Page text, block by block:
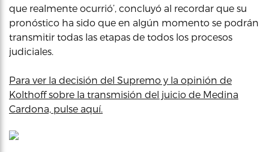
que realmente ocurrió’, concluyó al recordar que su
pronóstico ha sido que en algún momento se podrán
transmitir todas las etapas de todos los procesos
judiciales.
Para ver la decisión del Supremo y la opinión de
Kolthoff sobre la transmisión del juicio de Medina
Cardona, pulse aquí.